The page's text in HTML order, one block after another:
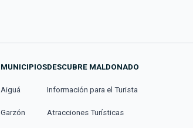
MUNICIPIOS
Aiguá
Garzón
DESCUBRE MALDONADO
Información para el Turista
Atracciones Turísticas